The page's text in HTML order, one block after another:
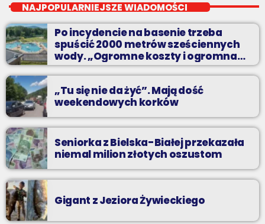
Codziennie od poniedziałku do piątku od 5:30 do 10.
NAJPOPULARNIEJSZE WIADOMOŚCI
Po incydencie na basenie trzeba
spuścić 2000 metrów sześciennych
wody. „Ogromne koszty i ogromna
praca”
„Tu się nie da żyć”. Mają dość
weekendowych korków
Seniorka z Bielska-Białej przekazała
niemal milion złotych oszustom
Gigant z Jeziora Żywieckiego